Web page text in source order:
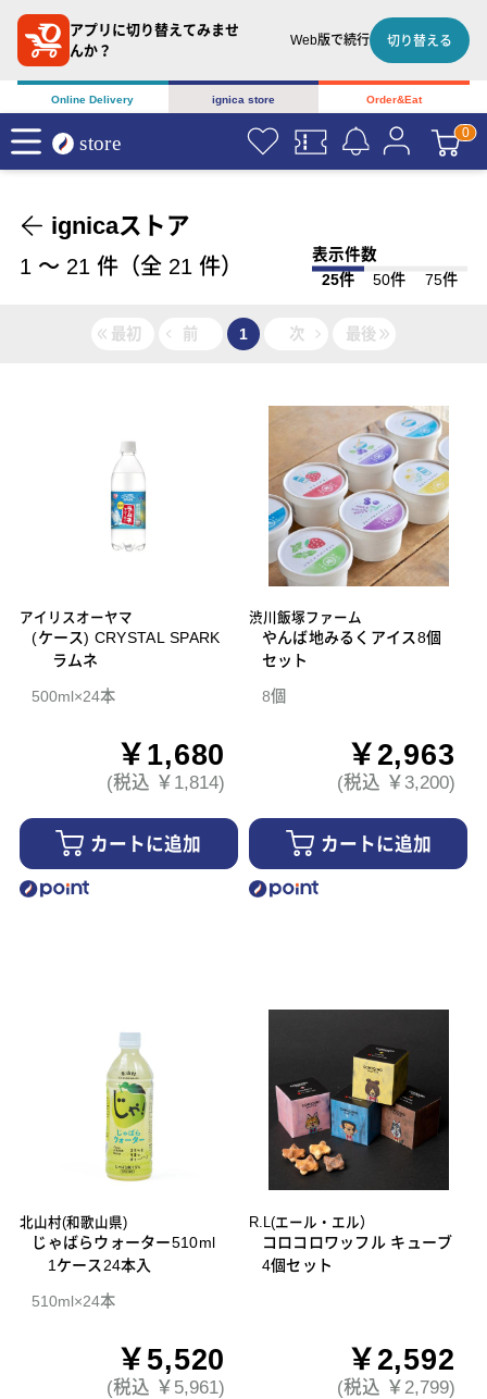
アプリに切り替えてみませ
んか？
Web版で続行 切り替える
Online Delivery ignica store Order&Eat
ignicaストア
1 〜 21 件（全 21 件）
表示件数
25件
50件 75件
最初 前 1 次 最後
アイリスオーヤマ
(ケース) CRYSTAL SPARK
ラムネ
500ml×24本
￥1,680
(税込 ￥1,814)
カートに追加
渋川飯塚ファーム
やんば地みるくアイス8個
セット
8個
￥2,963
(税込 ￥3,200)
カートに追加
北山村(和歌山県)
じゃばらウォーター510ml
1ケース24本入
510ml×24本
￥5,520
(税込 ￥5,961)
R.L(エール・エル）
コロコロワッフル キューブ
4個セット
￥2,592
(税込 ￥2,799)